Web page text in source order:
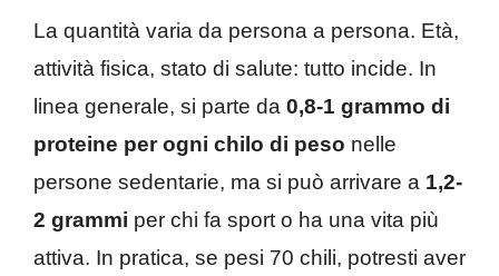
La quantità varia da persona a persona. Età,
attività fisica, stato di salute: tutto incide. In
linea generale, si parte da 0,8-1 grammo di
proteine per ogni chilo di peso nelle
persone sedentarie, ma si può arrivare a 1,2-
2 grammi per chi fa sport o ha una vita più
attiva. In pratica, se pesi 70 chili, potresti aver